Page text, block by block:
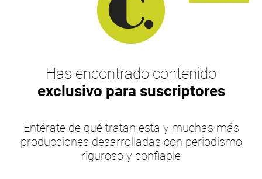
Has encontrado contenido
exclusivo para suscriptores
Entérate de qué tratan esta y muchas más
producciones desarrolladas con periodismo
riguroso y confiable